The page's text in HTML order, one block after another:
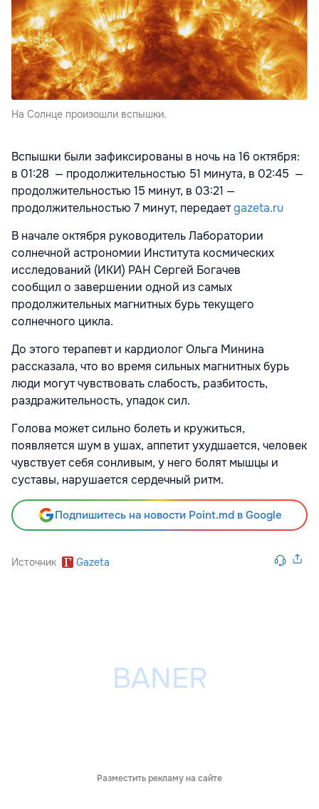
На Солнце произошли вспышки.
Вспышки были зафиксированы в ночь на 16 октября:
в 01:28 — продолжительностью 51 минута, в 02:45 —
продолжительностью 15 минут, в 03:21 —
продолжительностью 7 минут, передаетgazeta.ru
В начале октября руководитель Лаборатории
солнечной астрономии Института космических
исследований (ИКИ) РАН Сергей Богачев
сообщил о завершении одной из самых
продолжительных магнитных бурь текущего
солнечного цикла.
До этого терапевт и кардиолог Ольга Минина
рассказала, что во время сильных магнитных бурь
люди могут чувствовать слабость, разбитость,
раздражительность, упадок сил.
Голова может сильно болеть и кружиться,
появляется шум в ушах, аппетит ухудшается, человек
чувствует себя сонливым, у него болят мышцы и
суставы, нарушается сердечный ритм.
Подпишитесь на новости Point.md в Google
Источник Gazeta
Разместить рекламу на сайте